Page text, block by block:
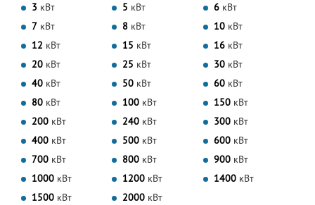
3 кВт 5 кВт 6 кВт
7 кВт 8 кВт 10 кВт
12 кВт 15 кВт 16 кВт
20 кВт 25 кВт 30 кВт
40 кВт 50 кВт 60 кВт
80 кВт 100 кВт 150 кВт
200 кВт 240 кВт 300 кВт
400 кВт 500 кВт 600 кВт
700 кВт 800 кВт 900 кВт
1000 кВт 1200 кВт 1400 кВт
1500 кВт 2000 кВт